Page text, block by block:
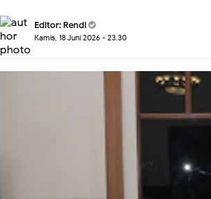
Editor: Rendi
Kamis, 18 Juni 2026 - 23.30